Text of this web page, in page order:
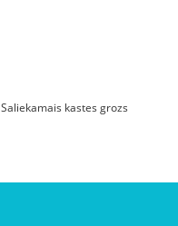
Saliekamais kastes grozs